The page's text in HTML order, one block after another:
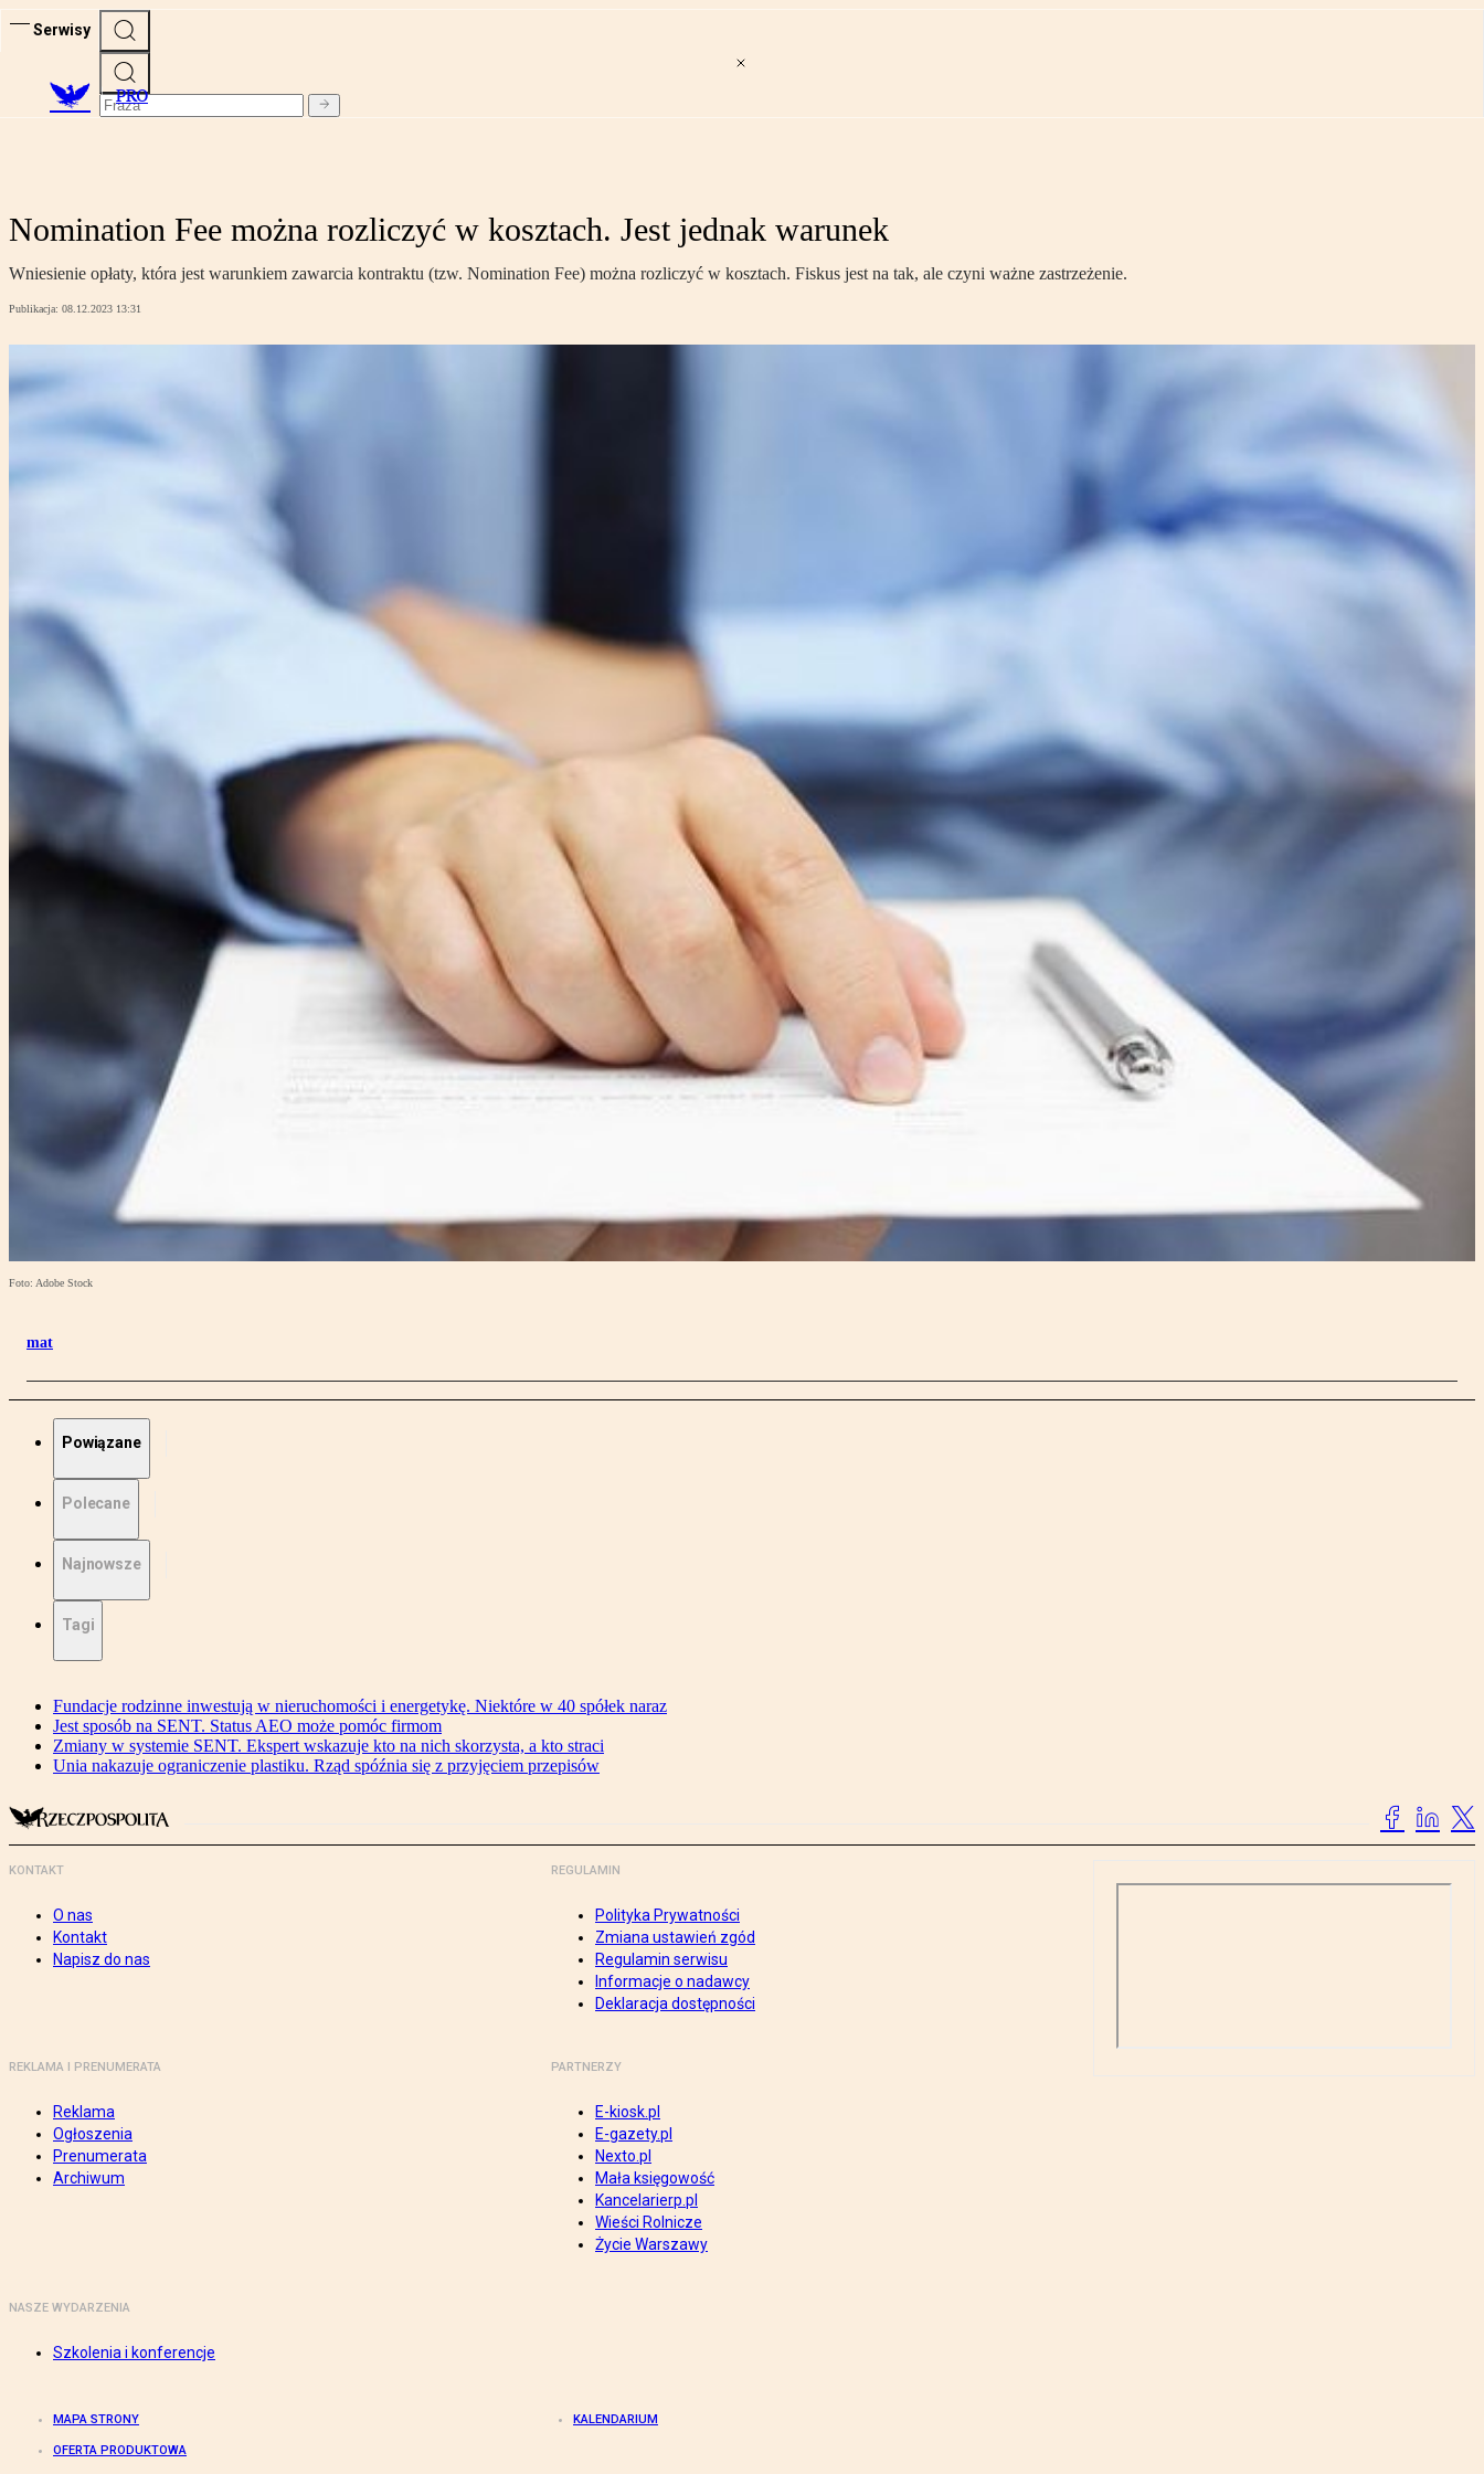
Serwisy
PRO
Nomination Fee można rozliczyć w kosztach. Jest jednak warunek
Wniesienie opłaty, która jest warunkiem zawarcia kontraktu (tzw. Nomination Fee) można rozliczyć w kosztach. Fiskus jest na tak, ale czyni ważne zastrzeżenie.
Publikacja: 08.12.2023 13:31
Foto: Adobe Stock
mat
Powiązane
Polecane
Najnowsze
Tagi
Fundacje rodzinne inwestują w nieruchomości i energetykę. Niektóre w 40 spółek naraz
Jest sposób na SENT. Status AEO może pomóc firmom
Zmiany w systemie SENT. Ekspert wskazuje kto na nich skorzysta, a kto straci
Unia nakazuje ograniczenie plastiku. Rząd spóźnia się z przyjęciem przepisów
KONTAKT
O nas
Kontakt
Napisz do nas
REGULAMIN
Polityka Prywatności
Zmiana ustawień zgód
Regulamin serwisu
Informacje o nadawcy
Deklaracja dostępności
REKLAMA I PRENUMERATA
Reklama
Ogłoszenia
Prenumerata
Archiwum
PARTNERZY
E-kiosk.pl
E-gazety.pl
Nexto.pl
Mała księgowość
Kancelarierp.pl
Wieści Rolnicze
Życie Warszawy
NASZE WYDARZENIA
Szkolenia i konferencje
MAPA STRONY KALENDARIUM
OFERTA PRODUKTOWA